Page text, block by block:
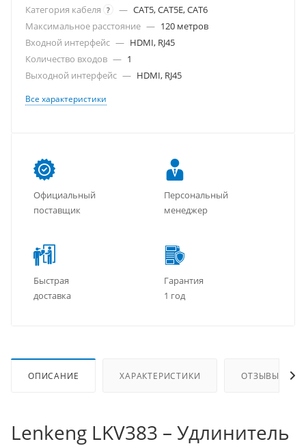
Категория кабеля ? — CAT5, CAT5E, CAT6
Максимальное расстояние — 120 метров
Входной интерфейс — HDMI, RJ45
Количество входов — 1
Выходной интерфейс — HDMI, RJ45
Все характеристики
Официальный
поставщик
Персональный
менеджер
Быстрая
доставка
Гарантия
1 год
ОПИСАНИЕ ХАРАКТЕРИСТИКИ ОТЗЫВЫ (5)
Lenkeng LKV383 – Удлинитель